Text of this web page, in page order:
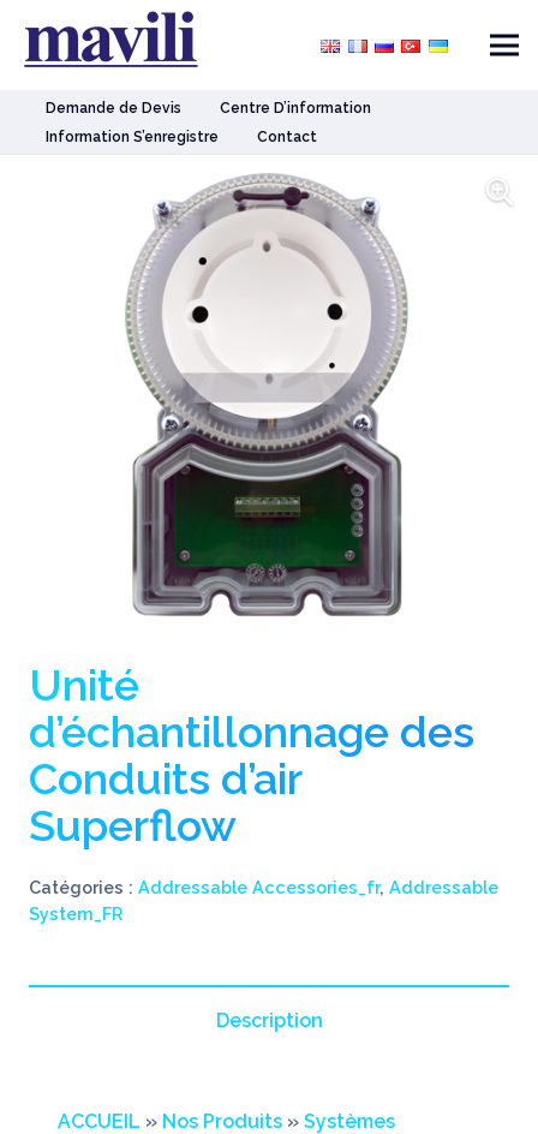
Demande de Devis
Centre D’information
Information S’enregistre
Contact
Unité
d’échantillonnage des
Conduits d’air
Superflow
Catégories : Addressable Accessories_fr, Addressable
System_FR
Description
ACCUEIL » Nos Produits » Systèmes